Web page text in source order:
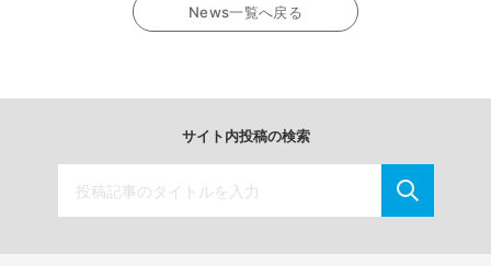
News一覧へ戻る
サイト内投稿の検索